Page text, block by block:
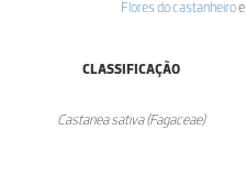
Flores do castanheiroe
CLASSIFICAÇÃO
Castanea sativa (Fagaceae)